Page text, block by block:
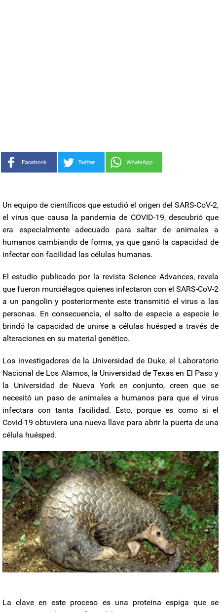
Un equipo de científicos que estudió el origen del SARS-CoV-2,
el virus que causa la pandemia de COVID-19, descubrió que
era especialmente adecuado para saltar de animales a
humanos cambiando de forma, ya que ganó la capacidad de
infectar con facilidad las células humanas.
El estudio publicado por la revista Science Advances, revela
que fueron murciélagos quienes infectaron con el SARS-CoV-2
a un pangolin y posteriormente este transmitió el virus a las
personas. En consecuencia, el salto de especie a especie le
brindó la capacidad de unirse a células huésped a través de
alteraciones en su material genético.
Los investigadores de la Universidad de Duke, el Laboratorio
Nacional de Los Alamos, la Universidad de Texas en El Paso y
la Universidad de Nueva York en conjunto, creen que se
necesitó un paso de animales a humanos para que el virus
infectara con tanta facilidad. Esto, porque es como si el
Covid-19 obtuviera una nueva llave para abrir la puerta de una
célula huésped.
La clave en este proceso es una proteína espiga que se